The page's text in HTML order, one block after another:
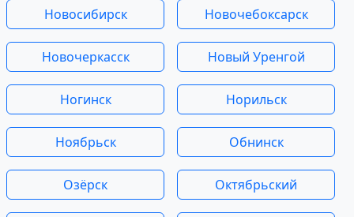
Новосибирск Новочебоксарск
Новочеркасск Новый Уренгой
Ногинск Норильск
Ноябрьск Обнинск
Озёрск Октябрьский